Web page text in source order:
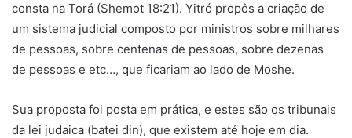
consta na Torá (Shemot 18:21). Yitró propôs a criação de
um sistema judicial composto por ministros sobre milhares
de pessoas, sobre centenas de pessoas, sobre dezenas
de pessoas e etc…, que ficariam ao lado de Moshe.
Sua proposta foi posta em prática, e estes são os tribunais
da lei judaica (batei din), que existem até hoje em dia.